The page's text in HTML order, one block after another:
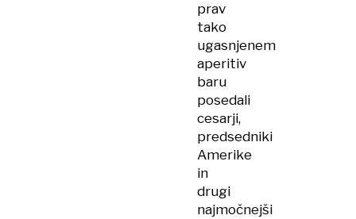
prav
tako
ugasnjenem
aperitiv
baru
posedali
cesarji,
predsedniki
Amerike
in
drugi
najmočnejši